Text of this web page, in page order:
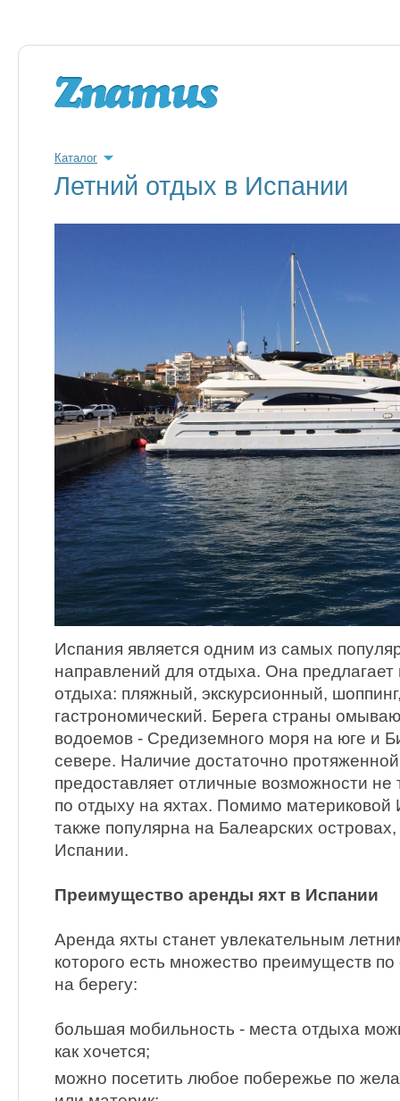
Каталог
Летний отдых в Испании
Испания является одним из самых
направлений для отдыха. Она
отдыха: пляжный, экскурсионный,
гастрономический. Берега страны
водоемов - Средиземного моря на юге и
севере. Наличие достаточно
предоставляет отличные возможности не
по отдыху на яхтах. Помимо материковой
также популярна на Балеарских
Испании.
Преимущество аренды яхт в Испании
Аренда яхты станет увлекательным
которого есть множество преимуществ
на берегу:
большая мобильность - места отдыха
как хочется;
можно посетить любое побережье по